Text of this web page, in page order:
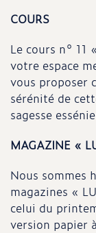
COURS
Le cours n° 11
votre espace
vous proposer
sérénité de
sagesse
MAGAZINE «
Nous sommes
magazines «
celui du
version papier